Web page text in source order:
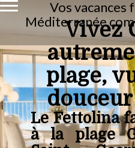
Vos vacances
Méditerranée
Vivez
plage,
Le Fettolina
à la plage